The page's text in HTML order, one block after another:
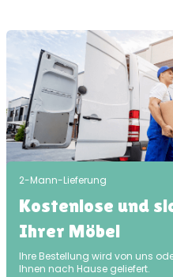
2-Mann-Lieferung
Kostenlose und
Ihrer Möbel
Ihre Bestellung wird von uns
Ihnen nach Hause geliefert.